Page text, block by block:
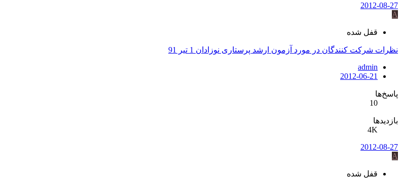
2012-08-27
A
قفل شده
نظرات شرکت کنندگان در مورد آزمون ارشد پرستاری نوزادان 1 تیر 91
admin
2012-06-21
پاسخ‌ها
10
بازدیدها
4K
2012-08-27
A
قفل شده